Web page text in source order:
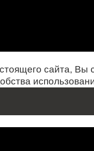
сайта, Вы